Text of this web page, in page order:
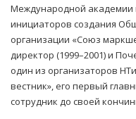
Международной академии
инициаторов создания
организации «Союз
директор (1999–2001) и
один из организаторов
вестник», его первый
сотрудник до своей